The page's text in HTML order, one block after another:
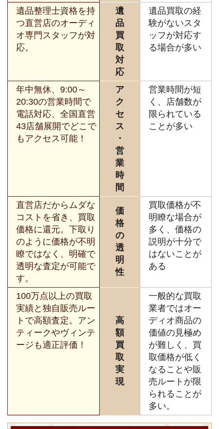
遺品整理士資格を持
つ直営店のオーディ
オ専門スタッフが対
応。
遺
品
買
取
対
応
遺品買取の経
験がないスタ
ッフが対応す
る場合が多い
年中無休、9:00～
20:30の営業時間で
電話対応、全国直営
43店舗展開でどこで
もアクセス可能！
ア
ク
セ
ス
・
営
業
時
間
営業時間が短
く、店舗数が
限られている
ことが多い
直営店だからムダな
コストを省き、買取
価格に還元。下取り
のように価格が不明
瞭ではなく、明確で
透明な査定が可能で
す。
価
格
の
透
明
性
買取価格が不
明瞭な場合が
多く、価格の
説明が十分で
はないことが
ある
100万点以上の買取
実績と独自販売ルー
トで高額査定。アン
ティークやヴィンテ
ージも適正評価！
高
額
買
取
実
現
一般的な買取
業者ではオー
ディオ商品の
価値の見極め
が難しく、買
取価格が低く
なることや販
売ルートが限
られることが
多い。